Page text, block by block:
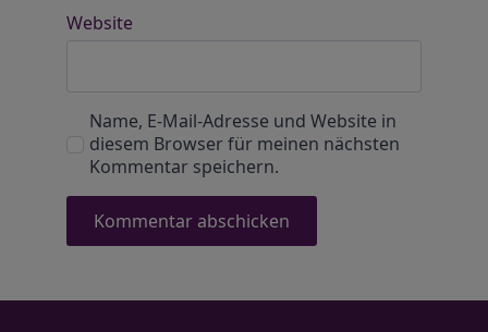
Website
Name, E-Mail-Adresse und Website in
diesem Browser für meinen nächsten
Kommentar speichern.